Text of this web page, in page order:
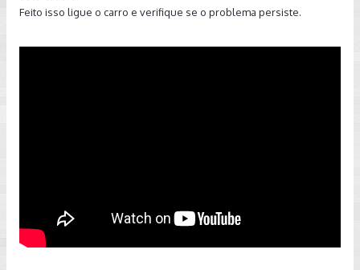
Feito isso ligue o carro e verifique se o problema persiste.